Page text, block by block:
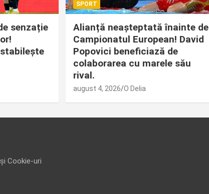
senzație
SPORT
Alianță neașteptată înainte de
Campionatul European! David
Popovici beneficiază de
colaborarea cu marele său
rival.
august 4, 2026 O Delia
Cookie-uri